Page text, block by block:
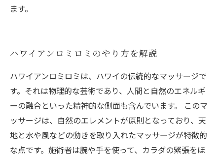
ます。
ハワイアンロミロミのやり方を解説
ハワイアンロミロミは、ハワイの伝統的なマッサージで
す。それは物理的な芸術であり、人間と自然のエネルギ
ーの融合といった精神的な側面も含んでいます。 このマ
ッサージは、自然のエレメントが原則となっており、天
地と水や風などの動きを取り入れたマッサージが特徴的
な点です。施術者は腕や手を使って、カラダの緊張をほ